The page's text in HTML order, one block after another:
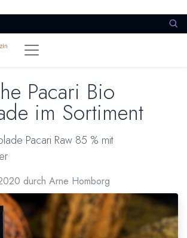
Pacari Bio
im Sortiment
Pacari Raw 85 % mit
durch Arne Homborg